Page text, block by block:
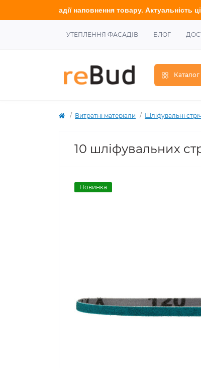
стадії наповнення товару. Актуальність цін та усю
УТЕПЛЕННЯ ФАСАДІВ БЛОГ
Каталог
Витратні матеріали Шліфувальні
10 шліфувальних
Новинка